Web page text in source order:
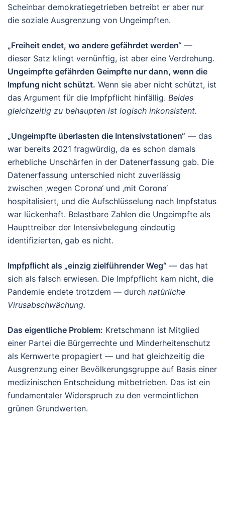
Scheinbar demokratiegetrieben betreibt er aber nur
die soziale Ausgrenzung von Ungeimpften.
„Freiheit endet, wo andere gefährdet werden“ —
dieser Satz klingt vernünftig, ist aber eine Verdrehung.
Ungeimpfte gefährden Geimpfte nur dann, wenn die
Impfung nicht schützt. Wenn sie aber nicht schützt, ist
das Argument für die Impfpflicht hinfällig. Beides
gleichzeitig zu behaupten ist logisch inkonsistent.
„Ungeimpfte überlasten die Intensivstationen“ — das
war bereits 2021 fragwürdig, da es schon damals
erhebliche Unschärfen in der Datenerfassung gab. Die
Datenerfassung unterschied nicht zuverlässig
zwischen ‚wegen Corona‘ und ‚mit Corona‘
hospitalisiert, und die Aufschlüsselung nach Impfstatus
war lückenhaft. Belastbare Zahlen die Ungeimpfte als
Haupttreiber der Intensivbelegung eindeutig
identifizierten, gab es nicht.
Impfpflicht als „einzig zielführender Weg“ — das hat
sich als falsch erwiesen. Die Impfpflicht kam nicht, die
Pandemie endete trotzdem — durch natürliche
Virusabschwächung.
Das eigentliche Problem: Kretschmann ist Mitglied
einer Partei die Bürgerrechte und Minderheitenschutz
als Kernwerte propagiert — und hat gleichzeitig die
Ausgrenzung einer Bevölkerungsgruppe auf Basis einer
medizinischen Entscheidung mitbetrieben. Das ist ein
fundamentaler Widerspruch zu den vermeintlichen
grünen Grundwerten.